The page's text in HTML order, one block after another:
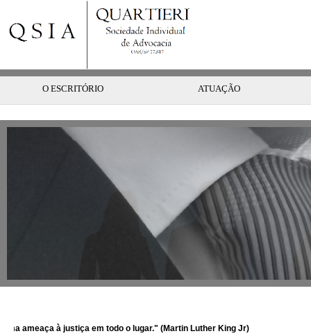
O ESCRITÓRIO ATUAÇÃO
à justiça em todo o lugar." (Martin Luther King Jr)